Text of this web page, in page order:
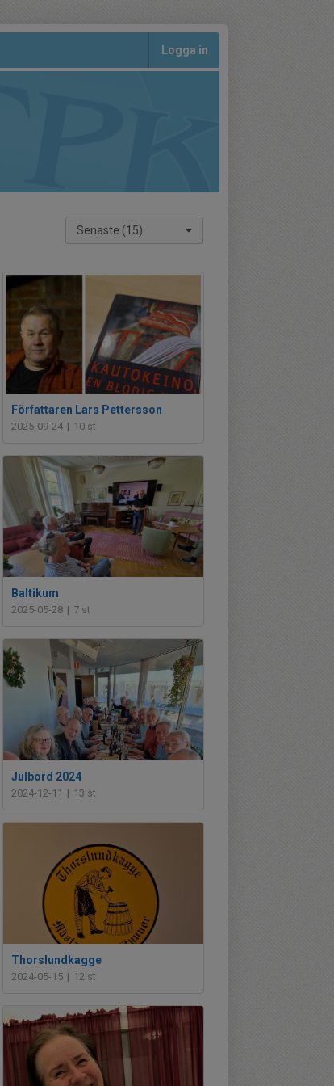
Logga in
Senaste (15)
Författaren Lars Pettersson
2025-09-24 | 10 st
Baltikum
2025-05-28 | 7 st
Julbord 2024
2024-12-11 | 13 st
Thorslundkagge
2024-05-15 | 12 st